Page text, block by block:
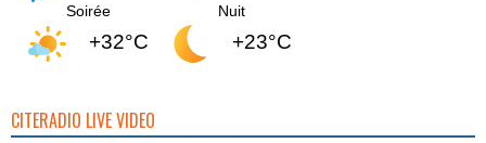
Soirée
+32°C
Nuit
+23°C
CITERADIO LIVE VIDEO